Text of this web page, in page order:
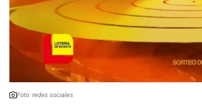
Foto: redes sociales